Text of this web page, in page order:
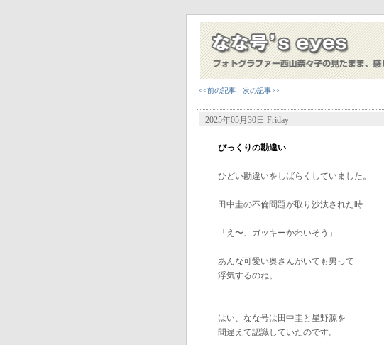
<<前の記事 次の記事>>
2025年05月30日 Friday
びっくりの勘違い
ひどい勘違いをしばらくしていました。
田中圭の不倫問題が取り沙汰された時
「え〜、ガッキーかわいそう」
あんな可愛い奥さんがいても男って
浮気するのね。
はい、なな号は田中圭と星野源を
間違えて認識していたのです。